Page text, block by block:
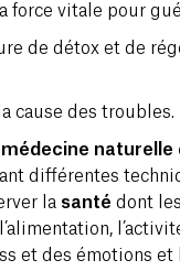
force vitale pour
de détox et de
cause des troubles.
médecine naturelle
différentes
la santé dont
alimentation, l’
et des émotions et